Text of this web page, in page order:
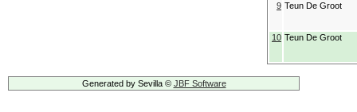
9 Teun De Groot
10 Teun De Groot
Generated by Sevilla © JBF Software